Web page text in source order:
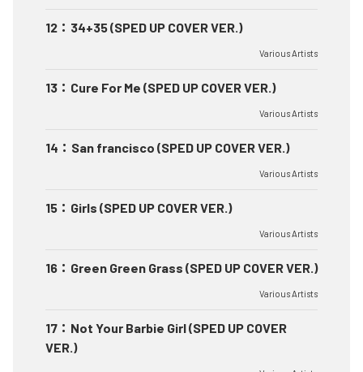
12 ： 34+35 (SPED UP COVER VER.)
Various Artists
13 ： Cure For Me (SPED UP COVER VER.)
Various Artists
14 ： San francisco (SPED UP COVER VER.)
Various Artists
15 ： Girls (SPED UP COVER VER.)
Various Artists
16 ： Green Green Grass (SPED UP COVER VER.)
Various Artists
17 ： Not Your Barbie Girl (SPED UP COVER
VER.)